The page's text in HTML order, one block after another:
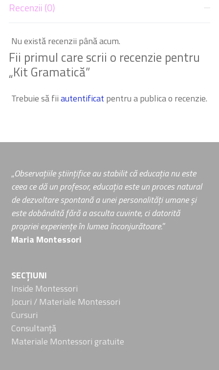
Recenzii (0)
Nu există recenzii până acum.
Fii primul care scrii o recenzie pentru
„Kit Gramatică”
Trebuie să fiiautentificat pentru a publica o recenzie.
„Observațiile științifice au stabilit că educația nu este
ceea ce dă un profesor, educația este un proces natural
de dezvoltare spontană a unei personalități umane și
este dobândită fără a asculta cuvinte, ci datorită
propriei experiențe în lumea înconjurătoare.”
Maria Montessori
SECȚIUNI
Inside Montessori
Jocuri / Materiale Montessori
Cursuri
Consultanță
Materiale Montessori gratuite